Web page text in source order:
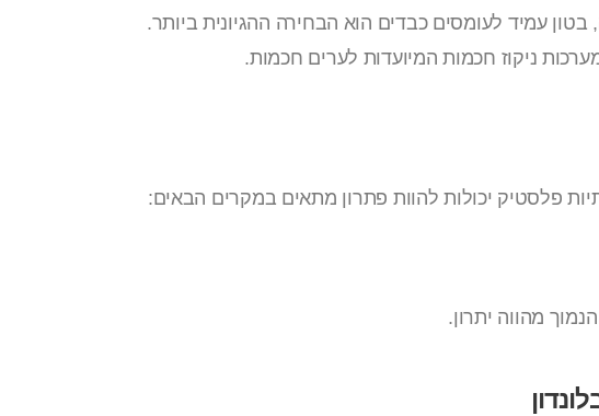
בטון עמיד לעומסים כבדים הוא הבחירה ההגיונית ביותר.
ניקוז חכמות המיועדות לערים חכמות.
פלסטיק יכולות להוות פתרון מתאים במקרים הבאים:
מהווה יתרון.